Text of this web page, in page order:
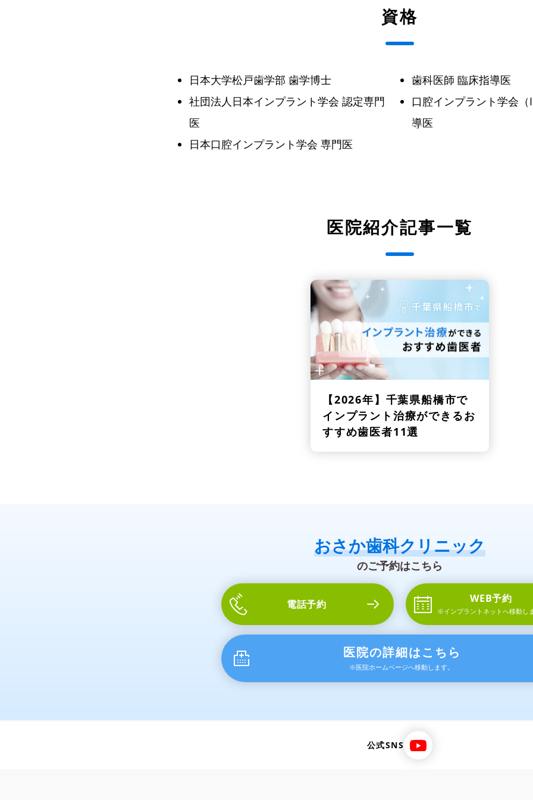
資格
日本大学松戸歯学部 歯学博士
歯科医師 臨床指導医
社団法人日本インプラント学会 認定専門
医
口腔インプラント学会
導医
日本口腔インプラント学会 専門医
医院紹介記事一覧
【2026年】 千葉県船橋市で
インプラント治療ができるお
すすめ歯医者11選
おさか歯科クリニック
のご予約はこちら
電話予約 WEB予約
※インプラントネットへ移動し
医院の詳細はこちら
※医院ホームページへ移動します。
公式SNS